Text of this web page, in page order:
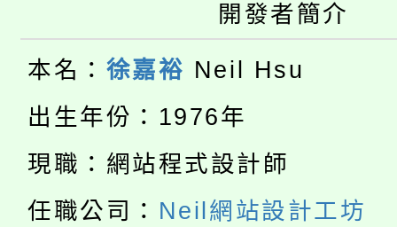
視費優惠，中低收入戶
半價優惠，詳情可洽有
者。
大園自造教育及科技
份教師增能研習
大溪自造教育及科技中
份教師研習
淨零綠生活教案入校路
會
115年食農教育專業人
程
「本色祭」8/29、30在
開發者簡介
本名： 徐嘉裕 Neil Hsu
出生年份：1976年
現職：網站程式設計師
任職公司： Neil網站設計工坊